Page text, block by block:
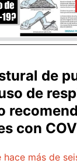
de
de
con
más de